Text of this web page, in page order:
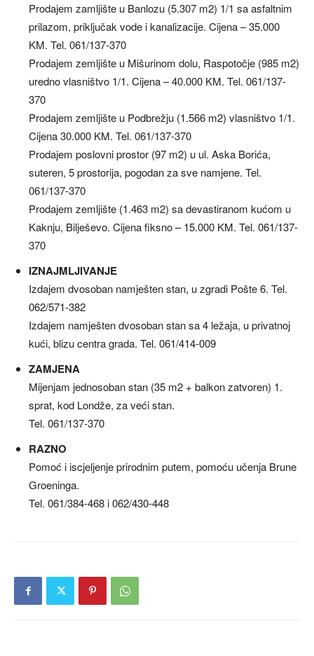
Prodajem zamljište u Banlozu (5.307 m2) 1/1 sa asfaltnim
prilazom, priključak vode i kanalizacije. Cijena – 35.000
KM. Tel. 061/137-370
Prodajem zemljište u Mišurinom dolu, Raspotočje (985 m2)
uredno vlasništvo 1/1. Cijena – 40.000 KM. Tel. 061/137-
370
Prodajem zemljište u Podbrežju (1.566 m2) vlasništvo 1/1.
Cijena 30.000 KM. Tel. 061/137-370
Prodajem poslovni prostor (97 m2) u ul. Aska Borića,
suteren, 5 prostorija, pogodan za sve namjene. Tel.
061/137-370
Prodajem zemljište (1.463 m2) sa devastiranom kućom u
Kaknju, Bilješevo. Cijena fiksno – 15.000 KM. Tel. 061/137-
370
IZNAJMLJIVANJE
Izdajem dvosoban namješten stan, u zgradi Pošte 6. Tel.
062/571-382
Izdajem namješten dvosoban stan sa 4 ležaja, u privatnoj
kući, blizu centra grada. Tel. 061/414-009
ZAMJENA
Mijenjam jednosoban stan (35 m2 + balkon zatvoren) 1.
sprat, kod Londže, za veći stan.
Tel. 061/137-370
RAZNO
Pomoć i iscjeljenje prirodnim putem, pomoću učenja Brune
Groeninga.
Tel. 061/384-468 i 062/430-448